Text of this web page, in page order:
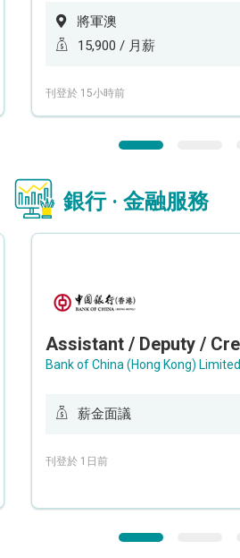
將軍澳
15,900 / 月薪
刊登於 15小時前
銀行 · 金融服務
Bank of China (Hong Kong) Limited
薪金面議
刊登於 1日前